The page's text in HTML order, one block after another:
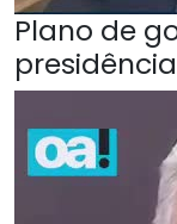
Plano de